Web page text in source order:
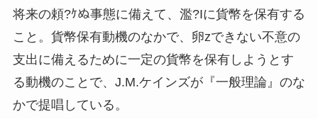
将来の頼?ｹぬ事態に備えて、濫?Iに貨幣を保有する
こと。貨幣保有動機のなかで、卵zできない不意の
支出に備えるために一定の貨幣を保有しようとす
る動機のことで、J.M.ケインズが『一般理論』のな
かで提唱している。